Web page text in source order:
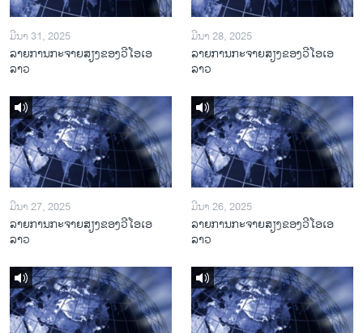
ມີນາ 31, 2025
ລາຍການກະຈາຍສຽງຂອງວີໂອເອ
ລາວ
ມີນາ 28, 2025
ລາຍການກະຈາຍສຽງຂອງວີໂອເອ
ລາວ
ມີນາ 27, 2025
ລາຍການກະຈາຍສຽງຂອງວີໂອເອ
ລາວ
ມີນາ 26, 2025
ລາຍການກະຈາຍສຽງຂອງວີໂອເອ
ລາວ